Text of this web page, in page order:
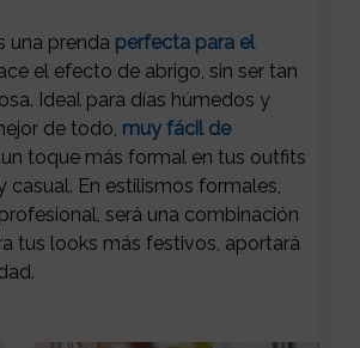
una prenda perfecta para el
el efecto de abrigo, sin ser tan
Ideal para días húmedos y
de todo, muy fácil de
toque más formal en tus outfits
casual. En estilismos formales,
será una combinación
tus looks más festivos, aportará